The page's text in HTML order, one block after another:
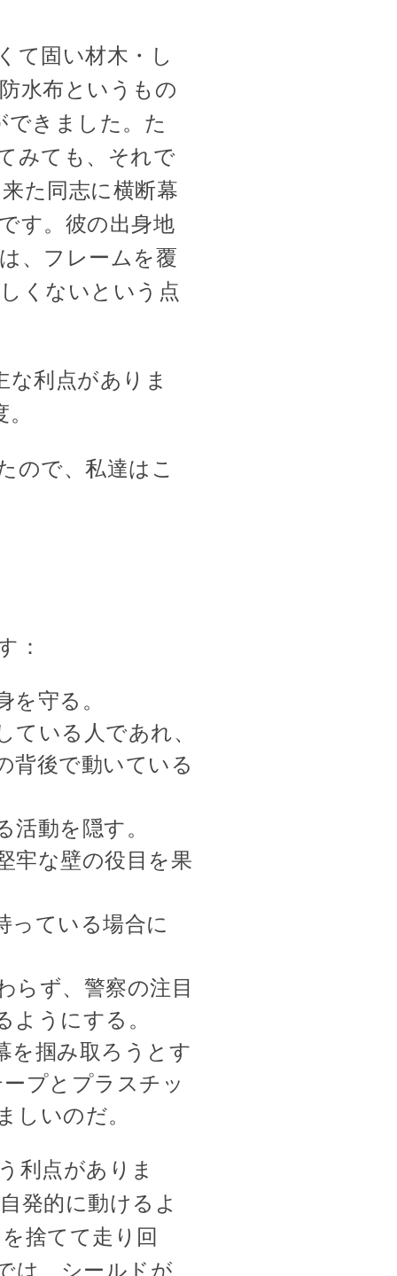
て固い材木・し
水布というもの
できました。た
みても、それで
た同志に横断幕
す。彼の出身地
、フレームを覆
くないという点
利点がありま
ので、私達はこ
：
守る。
ている人であれ、
背後で動いている
動を隠す。
牢な壁の役目を果
っている場合に
らず、警察の注目
ようにする。
を掴み取ろうとす
プとプラスチッ
しいのだ。
利点がありま
発的に動けるよ
捨てて走り回
は、シールドが